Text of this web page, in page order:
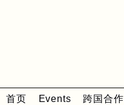
首页 Events 跨国合作